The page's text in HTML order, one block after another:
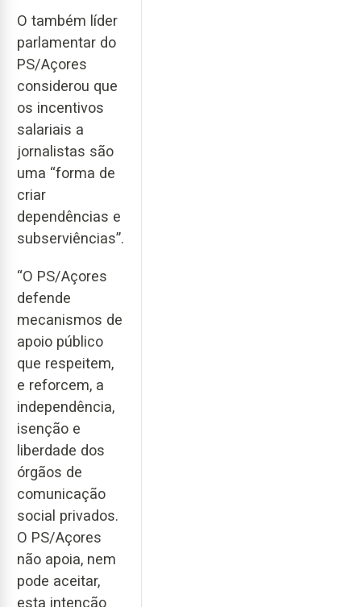
O também líder
parlamentar do
PS/Açores
considerou que
os incentivos
salariais a
jornalistas são
uma “forma de
criar
dependências e
subserviências”.
“O PS/Açores
defende
mecanismos de
apoio público
que respeitem,
e reforcem, a
independência,
isenção e
liberdade dos
órgãos de
comunicação
social privados.
O PS/Açores
não apoia, nem
pode aceitar,
esta intenção